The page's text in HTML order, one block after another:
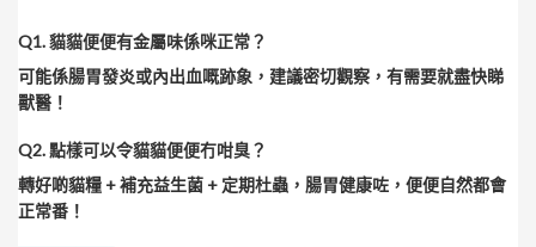
Q1.貓貓便便有金屬味係咪正常？
可能係腸胃發炎或內出血嘅跡象，建議密切觀察，有需要就盡快睇
獸醫！
Q2. 點樣可以令貓貓便便冇咁臭？
轉好啲貓糧 + 補充益生菌 + 定期杜蟲，腸胃健康咗，便便自然都會
正常番！